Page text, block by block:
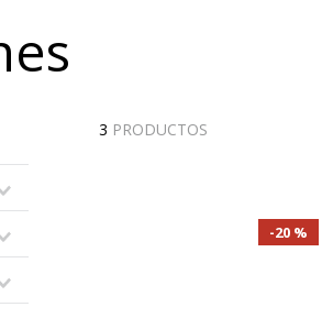
3 PRODUCTOS
20 %medias